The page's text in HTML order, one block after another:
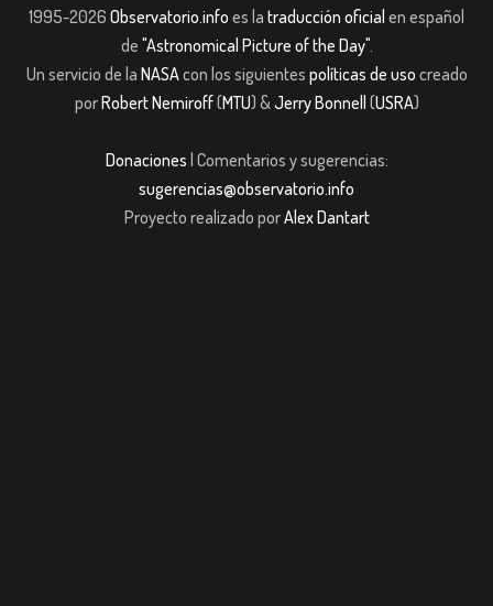
1995-2026 Observatorio.info es la traducción oficial en español
de "Astronomical Picture of the Day".
Un servicio de la NASAcon los siguientes políticas de uso creado
porRobert Nemiroff(MTU) &Jerry Bonnell (USRA)
Donaciones | Comentarios y sugerencias:
sugerencias@observatorio.info
Proyecto realizado porAlex Dantart